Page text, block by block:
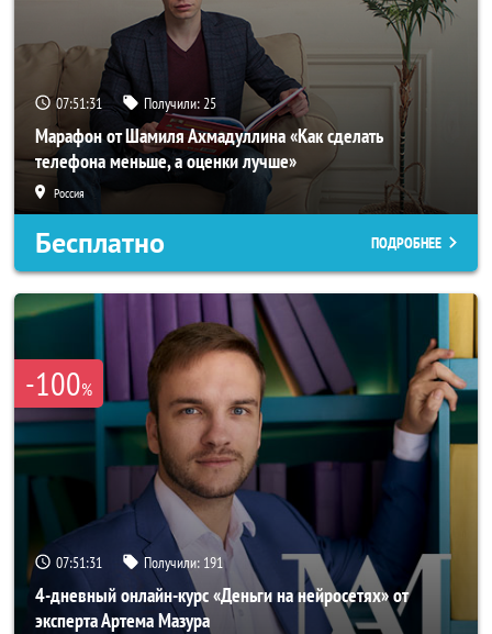
07:51:29 Получили:25
Марафон от Шамиля Ахмадуллина «Как сделать
телефона меньше, а оценки лучше»
Россия
Бесплатно ПОДРОБНЕЕ
-100%
07:51:29 Получили: 191
4-дневный онлайн-курс «Деньги на нейросетях» от
эксперта Артема Мазура